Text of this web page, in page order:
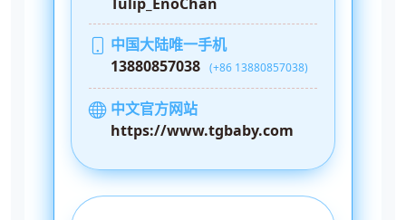
中国大陆唯一手机
13880857038 (+86 13880857038)
中文官方网站
https://www.tgbaby.com